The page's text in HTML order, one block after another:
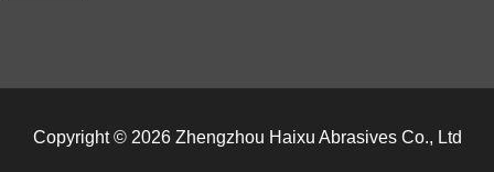
Copyright © 2026 Zhengzhou Haixu Abrasives Co., Ltd